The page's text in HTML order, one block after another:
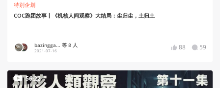
特别企划
COC跑团故事丨《机核人间观察》大结局：尘归尘，土归土
bazingga... 等 8 人
2021-07-16 88 59
56:22